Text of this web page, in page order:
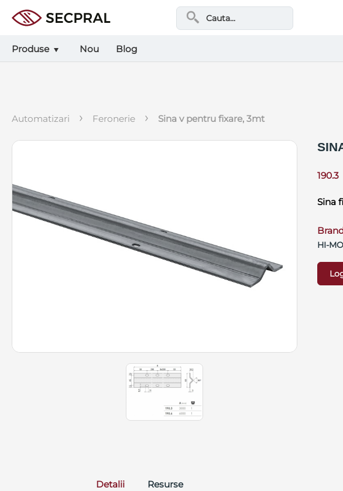
Produse Nou Blog
automatizari › feronerie › sina v pentru fixare, 3mt
190.3
Sina
HI-
Detalii Resurse